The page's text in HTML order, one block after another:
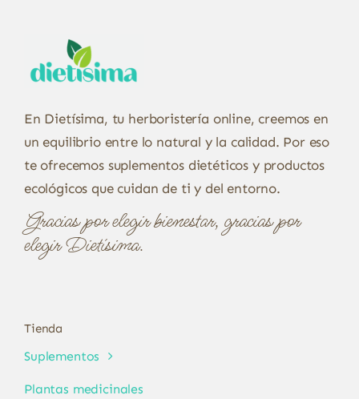
En Dietísima, tu herboristería online, creemos en
un equilibrio entre lo natural y la calidad. Por eso
te ofrecemos suplementos dietéticos y productos
ecológicos que cuidan de ti y del entorno.
Gracias por elegir bienestar, gracias por
elegir Dietísima.
Tienda
Suplementos
Plantas medicinales